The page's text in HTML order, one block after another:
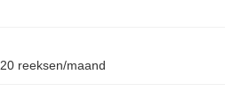
20 reeksen/maand